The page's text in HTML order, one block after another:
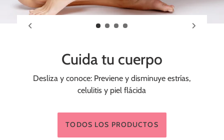
Cuida tu cuerpo
Desliza y conoce: Previene y disminuye estrías,
celulitis y piel flácida
TODOS LOS PRODUCTOS